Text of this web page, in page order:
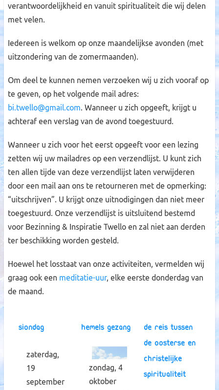
verantwoordelijkheid en vanuit spiritualiteit die wij delen
met velen.
Iedereen is welkom op onze maandelijkse avonden (met
uitzondering van de zomermaanden).
Om deel te kunnen nemen verzoeken wij u zich vooraf op
te geven, op het volgende mail adres:
bi.twello@gmail.com. Wanneer u zich opgeeft, krijgt u
achteraf een verslag van de avond toegestuurd.
Wanneer u zich voor het eerst opgeeft voor een lezing
zetten wij uw mailadres op een verzendlijst. U kunt zich
ten allen tijde van deze verzendlijst laten verwijderen
door een mail aan ons te retourneren met de opmerking:
“uitschrijven”. U krijgt onze uitnodigingen dan niet meer
toegestuurd. Onze verzendlijst is uitsluitend bestemd
voor Bezinning & Inspiratie Twello en zal niet aan derden
ter beschikking worden gesteld.
Hoewel het losstaat van onze activiteiten, vermelden wij
graag ook een meditatie-uur, elke eerste donderdag van
de maand.
Siondag
zaterdag,
19
september
Hemels Gezang
zondag, 4
oktober
De reis tussen
de oosterse en
christelijke
spiritualiteit